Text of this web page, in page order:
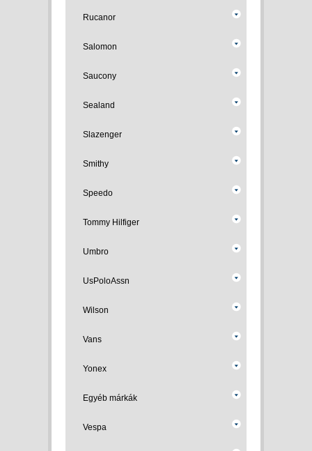
Rucanor
Salomon
Saucony
Sealand
Slazenger
Smithy
Speedo
Tommy Hilfiger
Umbro
UsPoloAssn
Wilson
Vans
Yonex
Egyéb márkák
Vespa